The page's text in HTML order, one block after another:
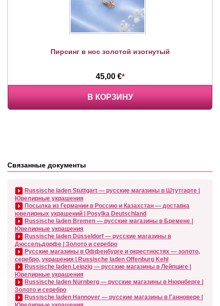
Пирсинг в нос золотой изогнутый
45,00 €*
В КОРЗИНУ
Связанные документы
Russische laden Stuttgart — русские магазины в Штутгарте |
Ювелирные украшения
Посылка из Германии в Россию и Казахстан — доставка
ювелирных украшений | Posylka Deutschland
Russische laden Bremen — русские магазины в Бремене |
Ювелирные украшения
Russische laden Düsseldorf — русские магазины в
Дюссельдорфе | Золото и серебро
Русские магазины в Оффенбурге и окрестностях — золото,
серебро, украшения | Russische laden Offenburg Kehl
Russische laden Leipzig — русские магазины в Лейпциге |
Ювелирные украшения
Russische laden Nürnberg — русские магазины в Нюрнберге |
Золото и серебро
Russische laden Hannover — русские магазины в Ганновере |